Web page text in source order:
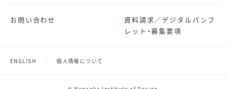
お問い合わせ
資料請求／デジタルパンフ
レット・募集要項
ENGLISH 個人情報について